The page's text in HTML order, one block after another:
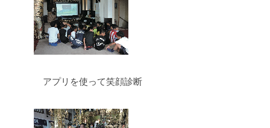
アプリを使って笑顔診断